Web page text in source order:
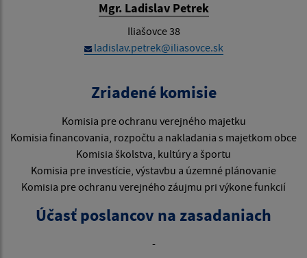
Mgr. Ladislav Petrek
Iliašovce 38
ladislav.petrek@iliasovce.sk
Zriadené komisie
Komisia pre ochranu verejného majetku
Komisia financovania, rozpočtu a nakladania s majetkom obce
Komisia školstva, kultúry a športu
Komisia pre investície, výstavbu a územné plánovanie
Komisia pre ochranu verejného záujmu pri výkone funkcií
Účasť poslancov na zasadaniach
-